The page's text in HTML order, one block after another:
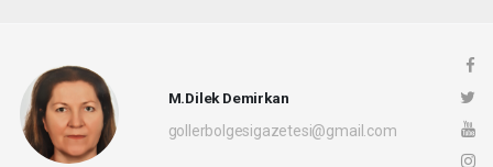
M.Dilek Demirkan
gollerbolgesigazetesi@gmail.com